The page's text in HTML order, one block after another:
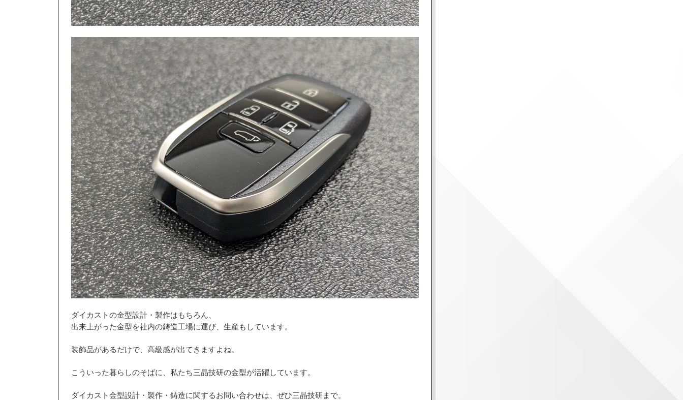
ダイカストの金型設計・製作はもちろん、
出来上がった金型を社内の鋳造工場に運び、生産もしています。
装飾品があるだけで、高級感が出てきますよね。
こういった暮らしのそばに、私たち三晶技研の金型が活躍しています。
ダイカスト金型設計・製作・鋳造に関するお問い合わせは、ぜひ三晶技研まで。